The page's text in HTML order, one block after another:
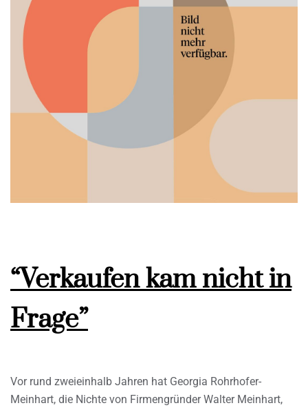
“Verkaufen kam nicht in
Frage”
Vor rund zweieinhalb Jahren hat Georgia Rohrhofer-
Meinhart, die Nichte von Firmengründer Walter Meinhart,